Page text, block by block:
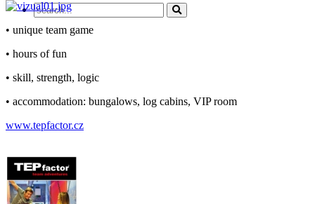
• unique team game
• hours of fun
• skill, strength, logic
• accommodation: bungalows, log cabins, VIP room
www.tepfactor.cz